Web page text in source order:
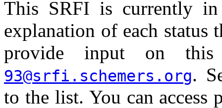
This SRFI is currently in
explanation of each status
provide input on
93@srfi.schemers.org.
to the list. You can access